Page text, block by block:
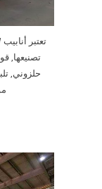
تصنيعها,
حلزوني,